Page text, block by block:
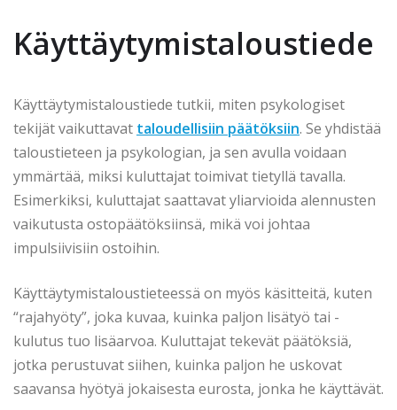
Käyttäytymistaloustiede
Käyttäytymistaloustiede tutkii, miten psykologiset
tekijät vaikuttavat taloudellisiin päätöksiin. Se yhdistää
taloustieteen ja psykologian, ja sen avulla voidaan
ymmärtää, miksi kuluttajat toimivat tietyllä tavalla.
Esimerkiksi, kuluttajat saattavat yliarvioida alennusten
vaikutusta ostopäätöksiinsä, mikä voi johtaa
impulsiivisiin ostoihin.
Käyttäytymistaloustieteessä on myös käsitteitä, kuten
“rajahyöty”, joka kuvaa, kuinka paljon lisätyö tai -
kulutus tuo lisäarvoa. Kuluttajat tekevät päätöksiä,
jotka perustuvat siihen, kuinka paljon he uskovat
saavansa hyötyä jokaisesta eurosta, jonka he käyttävät.